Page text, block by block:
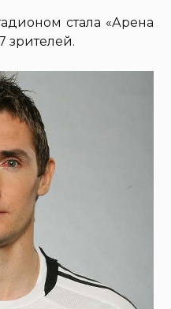
стала «Арена
зрителей.